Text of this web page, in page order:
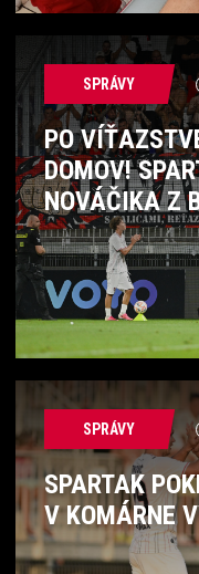
SPRÁVY
PO
DOMOV!
NOVÁČIKA Z
SPRÁVY
SPARTAK
V KOMÁRNE